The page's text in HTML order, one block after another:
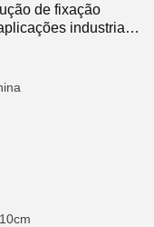
de fixação
industriais,